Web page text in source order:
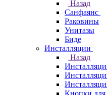
Назад
Санфаянс
Раковины
Унитазы
Биде
Инсталляции
Назад
Кнопки для